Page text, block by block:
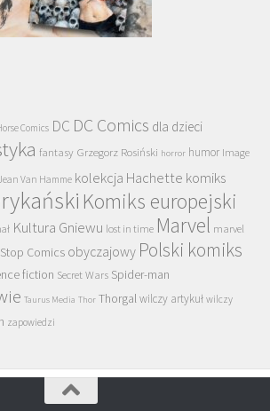
Comics DC DC Comics dla dzieci
fantasy Grzegorz Rosiński horror humor Image
Van Hamme kolekcja Hachette komiks
Komiks europejski
Kultura Gniewu lost in time Marvel marvel
Comics obyczajowy Polski komiks
fiction Secret Wars Spider-man
Taurus Media Thor Thorgalwilczy artykuł wilczy
zapowiedzi